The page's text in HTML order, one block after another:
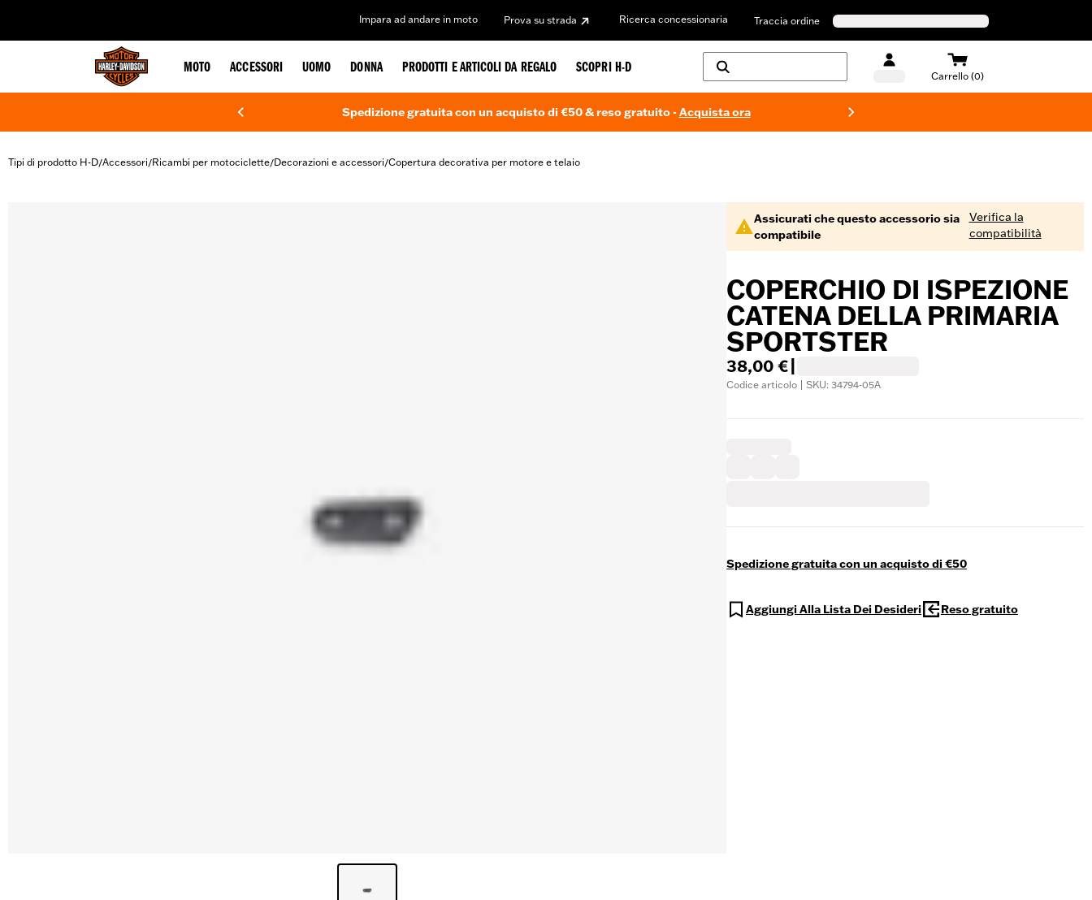
Impara ad andare in moto Prova su strada Ricerca concessionaria Traccia ordine
MOTO ACCESSORI UOMO DONNA PRODOTTI E ARTICOLI DA REGALO SCOPRI H-D
Carrello (0)
Spedizione gratuita con un acquisto di €50 & reso gratuito -Acquista ora
Tipi di prodotto H-D/Accessori/Ricambi per motociclette/Decorazioni e accessori/Copertura decorativa per motore e telaio
Assicurati che questo accessorio sia
compatibile
Verifica la
compatibilità
COPERCHIO DI ISPEZIONE
CATENA DELLA PRIMARIA
SPORTSTER
38,00 €
Codice articolo | SKU: 34794-05A
Spedizione gratuita con un acquisto di €50
Aggiungi Alla Lista Dei Desideri Reso gratuito